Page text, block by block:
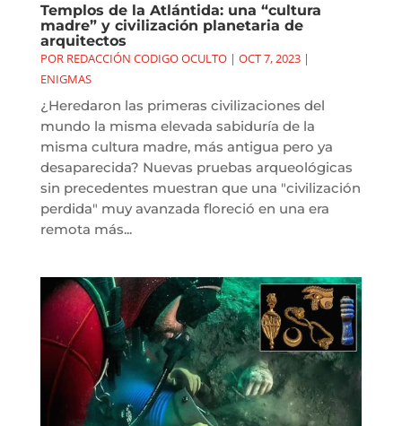
Templos de la Atlántida: una “cultura
madre” y civilización planetaria de
arquitectos
POR REDACCIÓN CODIGO OCULTO| OCT 7, 2023|
ENIGMAS
¿Heredaron las primeras civilizaciones del
mundo la misma elevada sabiduría de la
misma cultura madre, más antigua pero ya
desaparecida? Nuevas pruebas arqueológicas
sin precedentes muestran que una "civilización
perdida" muy avanzada floreció en una era
remota más...